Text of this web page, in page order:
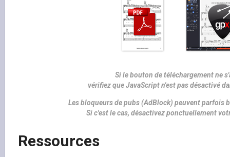
Si le bouton de téléchargement ne
vérifiez que JavaScript n'est pas désactivé
Les bloqueurs de pubs (AdBlock) peuvent parfois
Si c'est le cas, désactivez ponctuellement
Ressources